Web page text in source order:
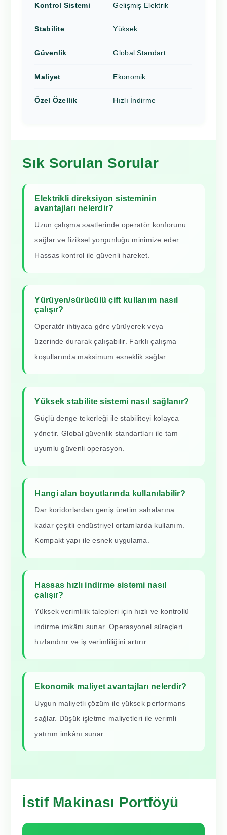
Kontrol Sistemi Gelişmiş Elektrik
Stabilite Yüksek
Güvenlik Global Standart
Maliyet Ekonomik
Özel Özellik Hızlı İndirme
Sık Sorulan Sorular
Elektrikli direksiyon sisteminin
avantajları nelerdir?
Uzun çalışma saatlerinde operatör konforunu
sağlar ve fiziksel yorgunluğu minimize eder.
Hassas kontrol ile güvenli hareket.
Yürüyen/sürücülü çift kullanım nasıl
çalışır?
Operatör ihtiyaca göre yürüyerek veya
üzerinde durarak çalışabilir. Farklı çalışma
koşullarında maksimum esneklik sağlar.
Yüksek stabilite sistemi nasıl sağlanır?
Güçlü denge tekerleği ile stabiliteyi kolayca
yönetir. Global güvenlik standartları ile tam
uyumlu güvenli operasyon.
Hangi alan boyutlarında kullanılabilir?
Dar koridorlardan geniş üretim sahalarına
kadar çeşitli endüstriyel ortamlarda kullanım.
Kompakt yapı ile esnek uygulama.
Hassas hızlı indirme sistemi nasıl
çalışır?
Yüksek verimlilik talepleri için hızlı ve kontrollü
indirme imkânı sunar. Operasyonel süreçleri
hızlandırır ve iş verimliliğini artırır.
Ekonomik maliyet avantajları nelerdir?
Uygun maliyetli çözüm ile yüksek performans
sağlar. Düşük işletme maliyetleri ile verimli
yatırım imkânı sunar.
İstif Makinası Portföyü